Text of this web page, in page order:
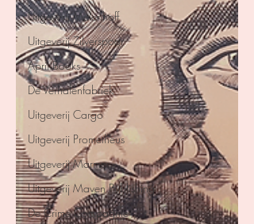
Uitgeverij Melenhoff
Uitgeverij Zilverspoor
April Books
De Verhalenfabriek
Uitgeverij Cargo
Uitgeverij Prometheus
Uitgeverij Marmer
Uitgeverij Maven Publishing
De Crime Compagnie